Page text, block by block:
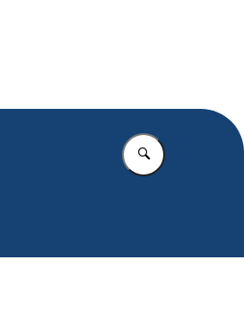
Vul in wat u